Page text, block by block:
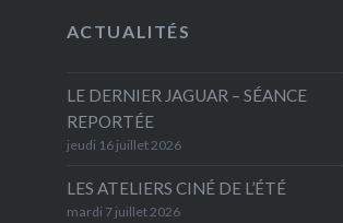
ACTUALITÉS
LE DERNIER JAGUAR – SÉANCE
REPORTÉE
jeudi 16 juillet 2026
LES ATELIERS CINÉ DE L’ÉTÉ
mardi 7 juillet 2026